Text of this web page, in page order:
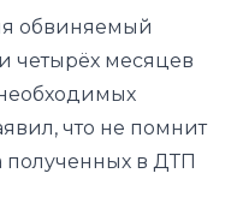
обвиняемый
четырёх месяцев
что не помнит
полученных в ДТП